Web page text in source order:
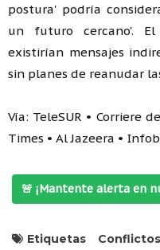
postura' podría
un futuro cercano'.
existirían mensajes
sin planes de reanudar
Vía: TeleSUR • Corriere
Times • Al Jazeera •
🚨 ¡Mantente alerta en
Etiquetas Conflictos